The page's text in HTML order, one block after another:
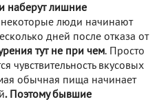
и наберут лишние
некоторые люди начинают
дней после отказа от
тут не при чем. Просто
чувствительность вкусовых
обычная пища начинает
.Поэтому бывшие